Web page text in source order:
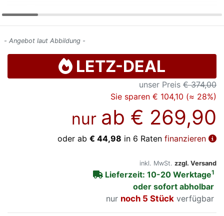
- Angebot laut Abbildung -
LETZ-DEAL
unser Preis € 374,00
Sie sparen € 104,10 (≈ 28%)
nur ab € 269,90
oder ab € 44,98 in 6 Raten finanzieren
inkl. MwSt. zzgl. Versand
Lieferzeit: 10-20 Werktage1
oder sofort abholbar
nur
noch 5 Stück verfügbar
Deals